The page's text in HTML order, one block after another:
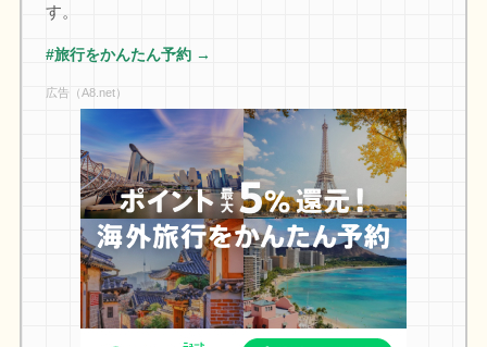
す。
#旅行をかんたん予約 →
広告（A8.net）